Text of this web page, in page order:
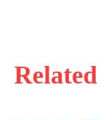
Related